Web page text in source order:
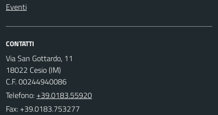
Eventi
CONTATTI
Via San Gottardo, 11
18022 Cesio (IM)
C.F. 00244940086
Telefono: +39.0183.55920
Fax: +39.0183.753277